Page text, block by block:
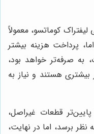
کوماتسو، معمولاً
پرداخت هزینه بیشتر
به صرفه‌تر خواهد بود،
بیشتری هستند و نیاز به
قطعات غیراصل،
برسد، اما در نهایت،